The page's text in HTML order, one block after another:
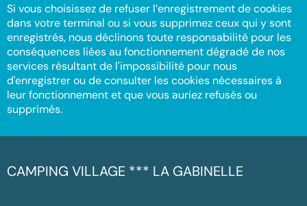
Si vous choisissez de refuser l’enregistrement de cookies
dans votre terminal ou si vous supprimez ceux qui y sont
enregistrés, nous déclinons toute responsabilité pour les
conséquences liées au fonctionnement dégradé de nos
services résultant de l'impossibilité pour nous
d'enregistrer ou de consulter les cookies nécessaires à
leur fonctionnement et que vous auriez refusés ou
supprimés.
CAMPING VILLAGE *** LA GABINELLE